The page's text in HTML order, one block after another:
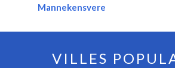
Mannekensvere
VILLES